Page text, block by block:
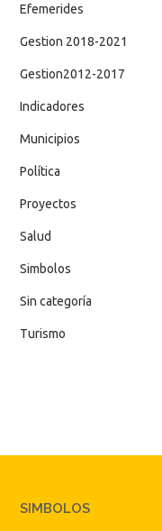
Efemerides
Gestion 2018-2021
Gestion2012-2017
Indicadores
Municipios
Política
Proyectos
Salud
Simbolos
Sin categoría
Turismo
SIMBOLOS